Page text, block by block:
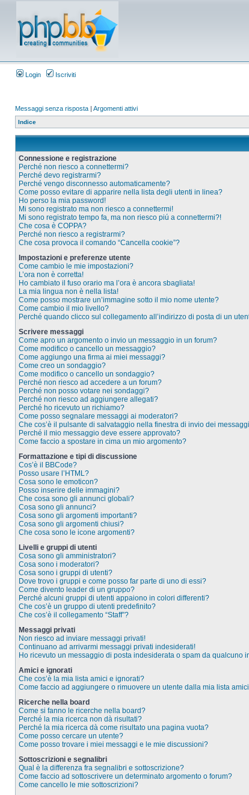
Login Iscriviti
Messaggi senza risposta | Argomenti attivi
Indice
Connessione e registrazione
Perché non riesco a connettermi?
Perché devo registrarmi?
Perché vengo disconnesso automaticamente?
Come posso evitare di apparire nella lista degli utenti in linea?
Ho perso la mia password!
Mi sono registrato ma non riesco a connettermi!
Mi sono registrato tempo fa, ma non riesco piú a connettermi?!
Che cosa è COPPA?
Perché non riesco a registrarmi?
Che cosa provoca il comando “Cancella cookie”?
Impostazioni e preferenze utente
Come cambio le mie impostazioni?
L’ora non è corretta!
Ho cambiato il fuso orario ma l’ora è ancora sbagliata!
La mia lingua non è nella lista!
Come posso mostrare un’immagine sotto il mio nome utente?
Come cambio il mio livello?
Perché quando clicco sul collegamento all’indirizzo di posta di un
Scrivere messaggi
Come apro un argomento o invio un messaggio in un forum?
Come modifico o cancello un messaggio?
Come aggiungo una firma ai miei messaggi?
Come creo un sondaggio?
Come modifico o cancello un sondaggio?
Perché non riesco ad accedere a un forum?
Perché non posso votare nei sondaggi?
Perché non riesco ad aggiungere allegati?
Perché ho ricevuto un richiamo?
Come posso segnalare messaggi ai moderatori?
Che cos’è il pulsante di salvataggio nella finestra di invio dei
Perché il mio messaggio deve essere approvato?
Come faccio a spostare in cima un mio argomento?
Formattazione e tipi di discussione
Cos’è il BBCode?
Posso usare l’HTML?
Cosa sono le emoticon?
Posso inserire delle immagini?
Che cosa sono gli annunci globali?
Cosa sono gli annunci?
Cosa sono gli argomenti importanti?
Cosa sono gli argomenti chiusi?
Che cosa sono le icone argomenti?
Livelli e gruppi di utenti
Cosa sono gli amministratori?
Cosa sono i moderatori?
Cosa sono i gruppi di utenti?
Dove trovo i gruppi e come posso far parte di uno di essi?
Come divento leader di un gruppo?
Perché alcuni gruppi di utenti appaiono in colori differenti?
Che cos’è un gruppo di utenti predefinito?
Che cos’è il collegamento “Staff”?
Messaggi privati
Non riesco ad inviare messaggi privati!
Continuano ad arrivarmi messaggi privati indesiderati!
Ho ricevuto un messaggio di posta indesiderata o spam da qualcuno
Amici e ignorati
Che cos’è la mia lista amici e ignorati?
Come faccio ad aggiungere o rimuovere un utente dalla mia lista
Ricerche nella board
Come si fanno le ricerche nella board?
Perché la mia ricerca non dà risultati?
Perché la mia ricerca dà come risultato una pagina vuota?
Come posso cercare un utente?
Come posso trovare i miei messaggi e le mie discussioni?
Sottoscrizioni e segnalibri
Qual è la differenza fra segnalibri e sottoscrizione?
Come faccio ad sottoscrivere un determinato argomento o forum?
Come cancello le mie sottoscrizioni?